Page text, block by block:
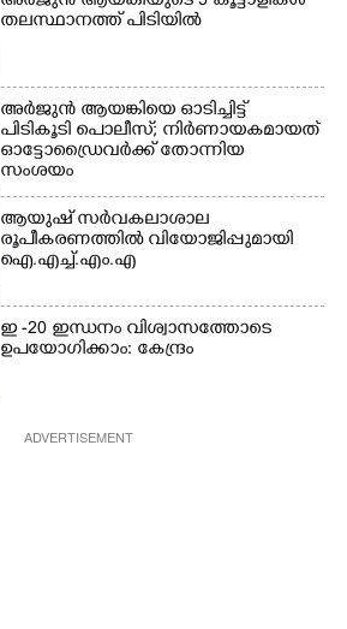
തലസ്ഥാനത്ത് പിടിയിൽ
അർജുൻ ആയങ്കിയെ ഓടിച്ചിട്ട്
പിടികൂടി പൊലീസ്; നിർണായകമായത്
ഓട്ടോഡ്രൈവർക്ക് തോന്നിയ
സംശയം
ആയുഷ് സർവകലാശാല
രൂപീകരണത്തിൽ വിയോജിപ്പുമായി
ഐ.എച്ച്.എം.എ
ഇ -20 ഇന്ധനം വിശ്വാസത്തോടെ
ഉപയോഗിക്കാം: കേന്ദ്രം
ADVERTISEMENT